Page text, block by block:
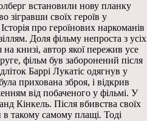
встановили нову планку
зігравши своїх героїв у
про героїнових наркоманів
Доля фільму непроста з усіх
книзі, автор якої пережив усе
фільм був заборонений після
Баррі Лукатіс одягнув у
прихована зброя, і відкрив
від побаченого у фільмі. У
Кінкель. Після вбивства своїх
такому самому плащі. Тоді